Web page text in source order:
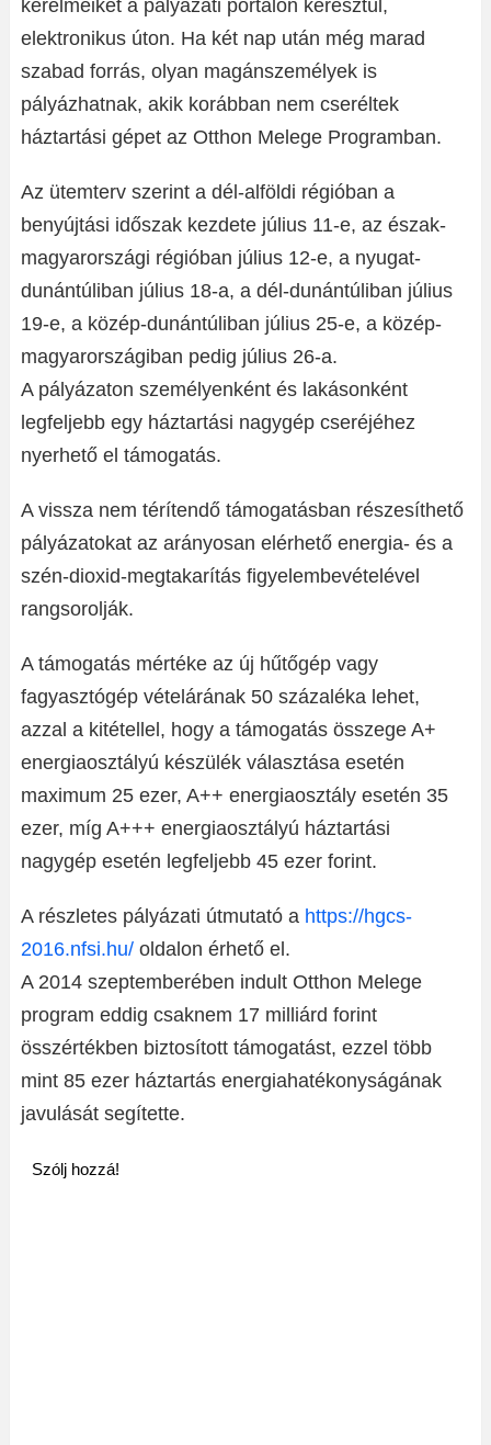
kérelmeiket a pályázati portálon keresztül,
elektronikus úton. Ha két nap után még marad
szabad forrás, olyan magánszemélyek is
pályázhatnak, akik korábban nem cseréltek
háztartási gépet az Otthon Melege Programban.
Az ütemterv szerint a dél-alföldi régióban a
benyújtási időszak kezdete július 11-e, az észak-
magyarországi régióban július 12-e, a nyugat-
dunántúliban július 18-a, a dél-dunántúliban július
19-e, a közép-dunántúliban július 25-e, a közép-
magyarországiban pedig július 26-a.
A pályázaton személyenként és lakásonként
legfeljebb egy háztartási nagygép cseréjéhez
nyerhető el támogatás.
A vissza nem térítendő támogatásban részesíthető
pályázatokat az arányosan elérhető energia- és a
szén-dioxid-megtakarítás figyelembevételével
rangsorolják.
A támogatás mértéke az új hűtőgép vagy
fagyasztógép vételárának 50 százaléka lehet,
azzal a kitétellel, hogy a támogatás összege A+
energiaosztályú készülék választása esetén
maximum 25 ezer, A++ energiaosztály esetén 35
ezer, míg A+++ energiaosztályú háztartási
nagygép esetén legfeljebb 45 ezer forint.
A részletes pályázati útmutató a https://hgcs-
2016.nfsi.hu/ oldalon érhető el.
A 2014 szeptemberében indult Otthon Melege
program eddig csaknem 17 milliárd forint
összértékben biztosított támogatást, ezzel több
mint 85 ezer háztartás energiahatékonyságának
javulását segítette.
Szólj hozzá!